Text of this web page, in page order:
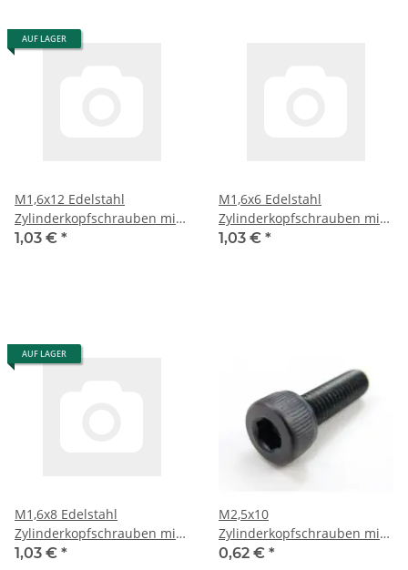
AUF LAGER
M1,6x12 Edelstahl
Zylinderkopfschrauben mit
Innensechskant 6 St.
1,03 € *
M1,6x6 Edelstahl
Zylinderkopfschrauben mit
Innensechskant 6 St.
1,03 € *
AUF LAGER
M1,6x8 Edelstahl
Zylinderkopfschrauben mit
Innensechskant 6 St.
1,03 € *
M2,5x10
Zylinderkopfschrauben mit
Innensechskant 6 St.
0,62 € *